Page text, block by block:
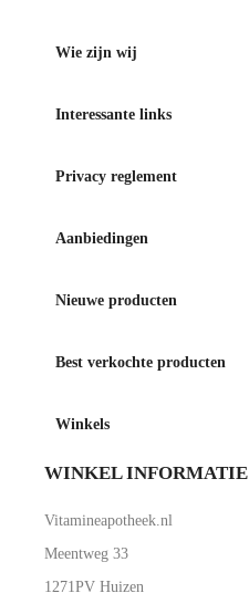
Wie zijn wij
Interessante links
Privacy reglement
Aanbiedingen
Nieuwe producten
Best verkochte producten
Winkels
WINKEL INFORMATIE
Vitamineapotheek.nl
Meentweg 33
1271PV Huizen